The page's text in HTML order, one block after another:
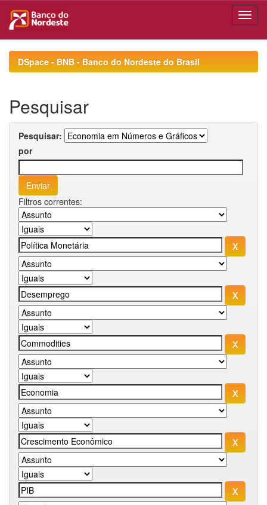
navigationDSpace - BNB - Banco do Nordeste do Brasil
Pesquisar
Pesquisar:
por
Filtros correntes: